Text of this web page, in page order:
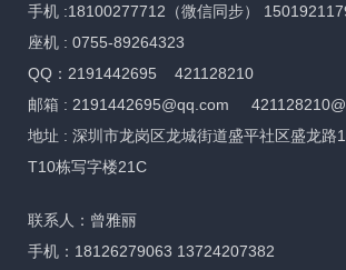
手机 :18100277712（微信同步）
座机 : 0755-89264323
QQ：2191442695 421128210
邮箱 : 2191442695@qq.com
地址 : 深圳市龙岗区龙城街道盛平社区盛龙路
T10栋写字楼21C
联系人：曾雅丽
手机：18126279063 13724207382